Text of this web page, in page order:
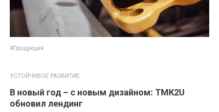
#Продукция
УСТОЙЧИВОЕ РАЗВИТИЕ
В новый год – с новым дизайном: ТМК2U
обновил лендинг